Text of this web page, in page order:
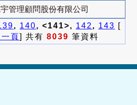
管理顧問股份有限公司
, 140, <141>, 142 , 143 [
頁] 共有 8039 筆資料